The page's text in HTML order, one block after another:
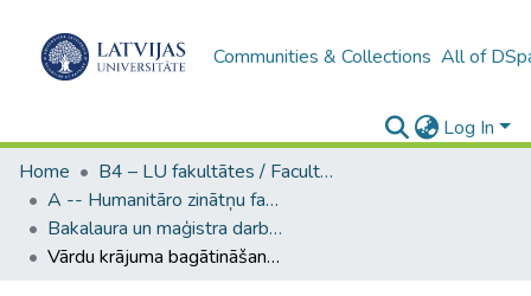
Communities & Collections All of
Log In
Home
B4 – LU fakultātes / Faculties of the UL
A -- Humanitāro zinātņu fakultāte / Faculty of Humanities
Bakalaura un maģistra darbi (HZF) / Bachelor's and Master's theses
Vārdu krājuma bagātināšanas iespējas biznesa angļu valodas mācību grāmatās